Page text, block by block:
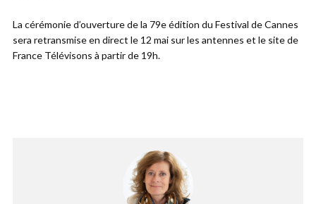
La cérémonie d’ouverture de la 79e édition du Festival de Cannes
sera retransmise en direct le 12 mai sur les antennes et le site de
France Télévisons à partir de 19h.